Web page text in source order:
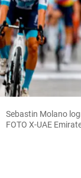
Sebastin Molano
FOTO X-UAE